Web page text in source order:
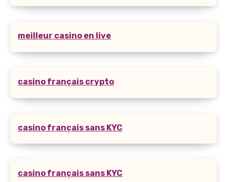
meilleur casino en live
casino français crypto
casino français sans KYC
casino français sans KYC